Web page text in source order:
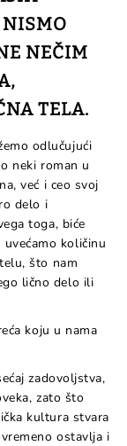
NISMO
NEČIM
TELA.
odlučujući
neki roman u
već i ceo svoj
delo i
toga, biće
količinu
što nam
lično delo ili
koju u nama
zadovoljstva,
zato što
kultura stvara
ostavlja i